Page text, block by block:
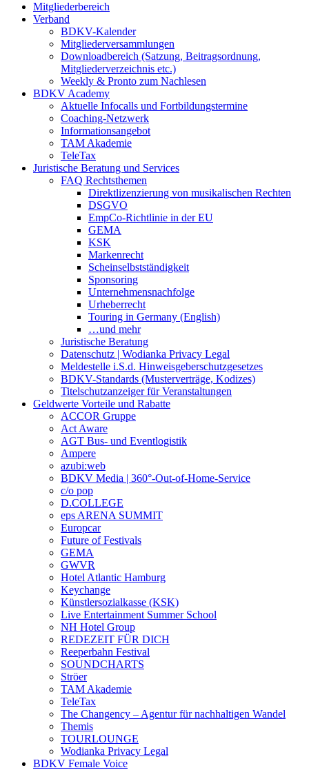
Mitgliederbereich
Verband
BDKV-Kalender
Mitgliederversammlungen
Downloadbereich (Satzung, Beitragsordnung,
Mitgliederverzeichnis etc.)
Weekly & Pronto zum Nachlesen
BDKV Academy
Aktuelle Infocalls und Fortbildungstermine
Coaching-Netzwerk
Informationsangebot
TAM Akademie
TeleTax
Juristische Beratung und Services
FAQ Rechtsthemen
Direktlizenzierung von musikalischen Rechten
DSGVO
EmpCo-Richtlinie in der EU
GEMA
KSK
Markenrecht
Scheinselbstständigkeit
Sponsoring
Unternehmensnachfolge
Urheberrecht
Touring in Germany (English)
…und mehr
Juristische Beratung
Datenschutz | Wodianka Privacy Legal
Meldestelle i.S.d. Hinweisgeberschutzgesetzes
BDKV-Standards (Musterverträge, Kodizes)
Titelschutzanzeiger für Veranstaltungen
Geldwerte Vorteile und Rabatte
ACCOR Gruppe
Act Aware
AGT Bus- und Eventlogistik
Ampere
azubi:web
BDKV Media | 360°-Out-of-Home-Service
c/o pop
D.COLLEGE
eps ARENA SUMMIT
Europcar
Future of Festivals
GEMA
GWVR
Hotel Atlantic Hamburg
Keychange
Künstlersozialkasse (KSK)
Live Entertainment Summer School
NH Hotel Group
REDEZEIT FÜR DICH
Reeperbahn Festival
SOUNDCHARTS
Ströer
TAM Akademie
TeleTax
The Changency – Agentur für nachhaltigen Wandel
Themis
TOURLOUNGE
Wodianka Privacy Legal
BDKV Female Voice